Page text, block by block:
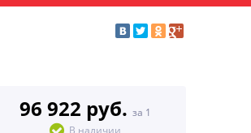
96 922 руб. за 1
В наличии